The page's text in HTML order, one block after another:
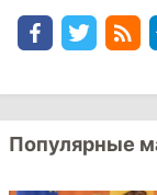
Популярные